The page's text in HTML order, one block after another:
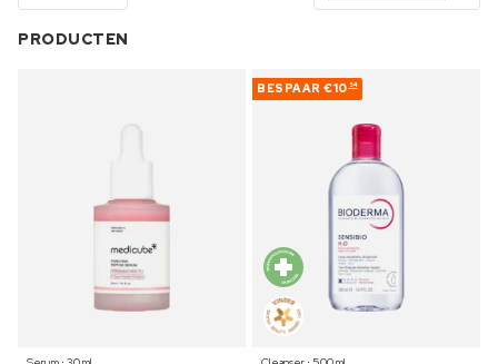
PRODUCTEN
BESPAAR €10 54